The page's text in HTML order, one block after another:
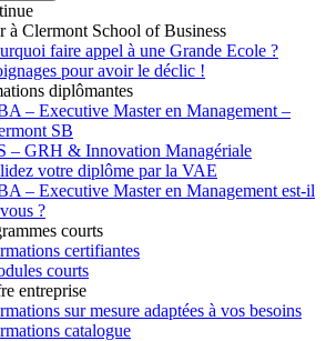
à Clermont School of Business
faire appel à une Grande Ecole ?
pour avoir le déclic !
diplômantes
– Executive Master en Management –
SB
– GRH & Innovation Managériale
votre diplôme par la VAE
– Executive Master en Management est-il
?
courts
certifiantes
courts
entreprise
sur mesure adaptées à vos besoins
catalogue